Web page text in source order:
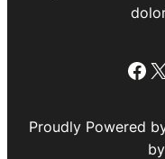
X
Proudly Powered